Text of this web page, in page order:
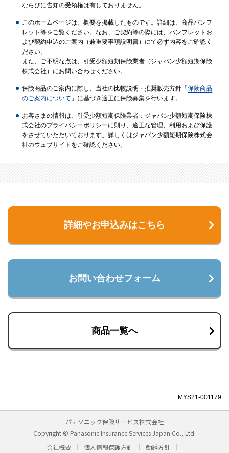
ならびに告知の受領権は有しておりません。
このホームページは、概要を掲載したものです。詳細は、商品パンフ
レット等をご覧ください。なお、ご契約等の際には、パンフレットお
よび契約申込のご案内（兼重要事項説明書）にて必ず内容をご確認く
ださい。
また、ご不明な点は、引受少額短期保険業者（ジャパン少額短期保険
株式会社）にお問い合わせください。
保険商品のご案内に際し、当社の比較説明・推奨販売方針「保険商品
のご案内について 」に基づき適正に保険募集を行います。
お客さまの情報は、引受少額短期保険業者：ジャパン少額短期保険株
式会社のプライバシーポリシーに則り、適正な管理、利用および保護
をさせていただいております。詳しくはジャパン少額短期保険株式会
社のウェブサイトをご確認ください。
詳細やお申込みはこちら
お問い合わせフォーム
商品一覧へ
MYS21-001179
パナソニック保険サービス株式会社
Copyright © Panasonic Insurance Services Japan Co., Ltd.
会社概要
個人情報保護方針 勧誘方針